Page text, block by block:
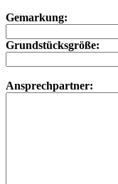
Gemarkung:
Grundstücksgröße:
Ansprechpartner: